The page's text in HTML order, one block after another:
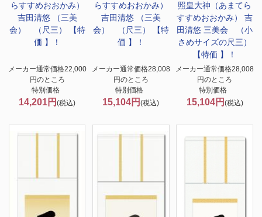
らすすめおおかみ）
吉田清悠 （三美
会） （尺三） 【特
価 】！
メーカー通常価格22,000
円のところ
特別価格
14,201円(税込)
らすすめおおかみ）
吉田清悠 （三美
会） （尺三） 【特
価 】！
メーカー通常価格28,008
円のところ
特別価格
15,104円(税込)
照皇大神（あまてら
すすめおおかみ） 吉
田清悠 三美会 （小
さめサイズの尺三）
【特価 】！
メーカー通常価格28,008
円のところ
特別価格
15,104円 (税込)